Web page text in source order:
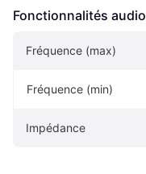
Fonctionnalités audio
Fréquence (max)
Fréquence (min)
Impédance